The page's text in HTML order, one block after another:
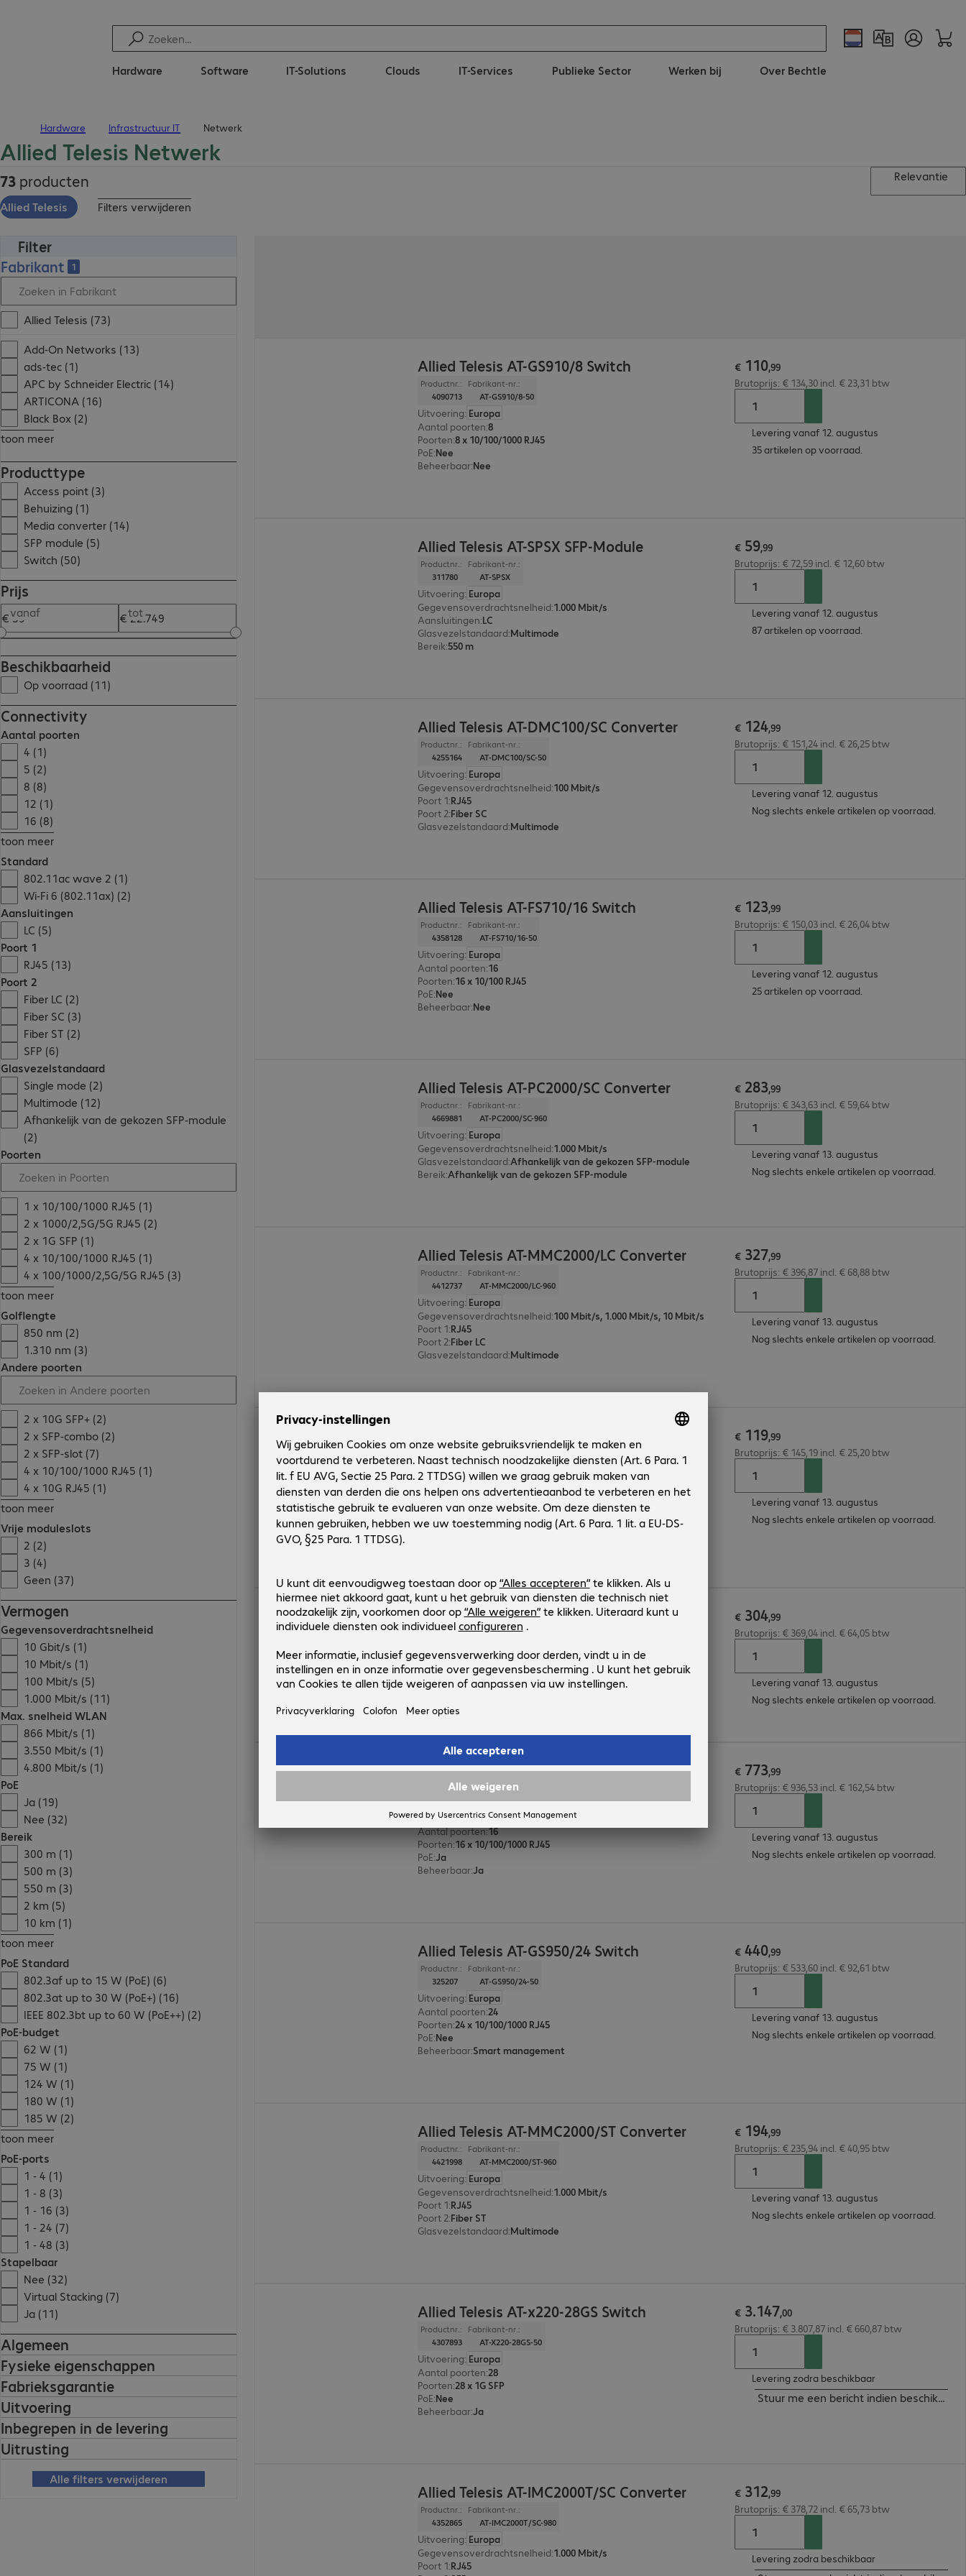
Hardware Software IT-Solutions Clouds IT-Services Publieke Sector Werken bij Over Bechtle
Hardware Infrastructuur IT Netwerk
Allied Telesis Netwerk
73 producten Relevantie
Allied Telesis Filters verwijderen
Filter
Fabrikant
1
Allied Telesis (73)
Add-On Networks (13)
ads-tec (1)
APC by Schneider Electric (14)
ARTICONA (16)
Black Box (2)
toon meer
Producttype
Access point (3)
Behuizing (1)
Media converter (14)
SFP module (5)
Switch (50)
Prijs
vanaf tot
Beschikbaarheid
Op voorraad (11)
Connectivity
Aantal poorten
4 (1)
5 (2)
8 (8)
12 (1)
16 (8)
toon meer
Standard
802.11ac wave 2 (1)
Wi-Fi 6 (802.11ax) (2)
Aansluitingen
LC (5)
Poort 1
RJ45 (13)
Poort 2
Fiber LC (2)
Fiber SC (3)
Fiber ST (2)
SFP (6)
Glasvezelstandaard
Single mode (2)
Multimode (12)
Afhankelijk van de gekozen SFP-module
(2)
Poorten
1 x 10/100/1000 RJ45 (1)
2 x 1000/2,5G/5G RJ45 (2)
2 x 1G SFP (1)
4 x 10/100/1000 RJ45 (1)
4 x 100/1000/2,5G/5G RJ45 (3)
toon meer
Golflengte
850 nm (2)
1.310 nm (3)
Andere poorten
2 x 10G SFP+ (2)
2 x SFP-combo (2)
2 x SFP-slot (7)
4 x 10/100/1000 RJ45 (1)
4 x 10G RJ45 (1)
toon meer
Vrije moduleslots
2 (2)
3 (4)
Geen (37)
Vermogen
Gegevensoverdrachtsnelheid
10 Gbit/s (1)
10 Mbit/s (1)
100 Mbit/s (5)
1.000 Mbit/s (11)
Max. snelheid WLAN
866 Mbit/s (1)
3.550 Mbit/s (1)
4.800 Mbit/s (1)
PoE
Ja (19)
Nee (32)
Bereik
300 m (1)
500 m (3)
550 m (3)
2 km (5)
10 km (1)
toon meer
PoE Standard
802.3af up to 15 W (PoE) (6)
802.3at up to 30 W (PoE+) (16)
IEEE 802.3bt up to 60 W (PoE++) (2)
PoE-budget
62 W (1)
75 W (1)
124 W (1)
180 W (1)
185 W (2)
toon meer
PoE-ports
1 - 4 (1)
1 - 8 (3)
1 - 16 (3)
1 - 24 (7)
1 - 48 (3)
Stapelbaar
Nee (32)
Virtual Stacking (7)
Ja (11)
Algemeen
Fysieke eigenschappen
Fabrieksgarantie
Uitvoering
Inbegrepen in de levering
Uitrusting
Alle filters verwijderen
Allied Telesis AT-GS910/8 Switch
Productnr.:
4090713
Fabrikant-nr.:
AT-GS910/8-50
Uitvoering: Europa
Aantal poorten:8
Poorten:8 x 10/100/1000 RJ45
PoE:Nee
Beheerbaar:Nee
€ 110,99
Brutoprijs: € 134,30 incl. € 23,31 btw
Levering vanaf 12. augustus
35 artikelen op voorraad.
Allied Telesis AT-SPSX SFP-Module
Productnr.:
311780
Fabrikant-nr.:
AT-SPSX
Uitvoering: Europa
Gegevensoverdrachtsnelheid:1.000 Mbit/s
Aansluitingen:LC
Glasvezelstandaard:Multimode
Bereik:550 m
€ 59,99
Brutoprijs: € 72,59 incl. € 12,60 btw
Levering vanaf 12. augustus
87 artikelen op voorraad.
Allied Telesis AT-DMC100/SC Converter
Productnr.:
4255164
Fabrikant-nr.:
AT-DMC100/SC-50
Uitvoering: Europa
Gegevensoverdrachtsnelheid:100 Mbit/s
Poort 1:RJ45
Poort 2:Fiber SC
Glasvezelstandaard:Multimode
€ 124,99
Brutoprijs: € 151,24 incl. € 26,25 btw
Levering vanaf 12. augustus
Nog slechts enkele artikelen op voorraad.
Allied Telesis AT-FS710/16 Switch
Productnr.:
4358128
Fabrikant-nr.:
AT-FS710/16-50
Uitvoering: Europa
Aantal poorten:16
Poorten:16 x 10/100 RJ45
PoE:Nee
Beheerbaar:Nee
€ 123,99
Brutoprijs: € 150,03 incl. € 26,04 btw
Levering vanaf 12. augustus
25 artikelen op voorraad.
Allied Telesis AT-PC2000/SC Converter
Productnr.:
4669881
Fabrikant-nr.:
AT-PC2000/SC-960
Uitvoering: Europa
Gegevensoverdrachtsnelheid:1.000 Mbit/s
Glasvezelstandaard:Afhankelijk van de gekozen SFP-module
Bereik:Afhankelijk van de gekozen SFP-module
€ 283,99
Brutoprijs: € 343,63 incl. € 59,64 btw
Levering vanaf 13. augustus
Nog slechts enkele artikelen op voorraad.
Allied Telesis AT-MMC2000/LC Converter
Productnr.:
4412737
Fabrikant-nr.:
AT-MMC2000/LC-960
Uitvoering: Europa
Gegevensoverdrachtsnelheid:100 Mbit/s, 1.000 Mbit/s, 10 Mbit/s
Poort 1:RJ45
Poort 2:Fiber LC
Glasvezelstandaard:Multimode
€ 327,99
Brutoprijs: € 396,87 incl. € 68,88 btw
Levering vanaf 13. augustus
Nog slechts enkele artikelen op voorraad.
4532002
Fabrikant-nr.:
AT-SPLX10A
Uitvoering: Europa
Gegevensoverdrachtsnelheid:1.000 Mbit/s
Aansluitingen:LC
Glasvezelstandaard:Single mode
€ 119,99
€ 119,99
Brutoprijs: € 145,19 incl. € 25,20 btw
Levering vanaf 13. augustus
Nog slechts enkele artikelen op voorraad.
Allied Telesis AT-IMC2000T/SP Converter
Productnr.: Fabrikant-nr.:
Uitvoering: Europa
Poort 1:RJ45
Poort 2:SFP
€ 304,99
€ 304,99
Brutoprijs: € 369,04 incl. € 64,05 btw
Levering vanaf 13. augustus
Nog slechts enkele artikelen op voorraad.
Allied Telesis AT-GS970M/18PS PoE Switch
Productnr.:
4350882
Fabrikant-nr.:
AT-GS970M/18PS-50
Uitvoering:Europa
Aantal poorten:16
Poorten:16 x 10/100/1000 RJ45
PoE:Ja
Beheerbaar:Ja
€ 773,99
Brutoprijs: € 936,53 incl. € 162,54 btw
Levering vanaf 13. augustus
Nog slechts enkele artikelen op voorraad.
Allied Telesis AT-GS950/24 Switch
Productnr.:
325207
Fabrikant-nr.:
AT-GS950/24-50
Uitvoering: Europa
Aantal poorten:24
Poorten:24 x 10/100/1000 RJ45
PoE:Nee
Beheerbaar:Smart management
€ 440,99
Brutoprijs: € 533,60 incl. € 92,61 btw
Levering vanaf 13. augustus
Nog slechts enkele artikelen op voorraad.
Allied Telesis AT-MMC2000/ST Converter
Productnr.:
4421998
Fabrikant-nr.:
AT-MMC2000/ST-960
Uitvoering: Europa
Gegevensoverdrachtsnelheid:1.000 Mbit/s
Poort 1:RJ45
Poort 2:Fiber ST
Glasvezelstandaard:Multimode
€ 194,99
Brutoprijs: € 235,94 incl. € 40,95 btw
Levering vanaf 13. augustus
Nog slechts enkele artikelen op voorraad.
Allied Telesis AT-x220-28GS Switch
Productnr.:
4307893
Fabrikant-nr.:
AT-X220-28GS-50
Uitvoering: Europa
Aantal poorten:28
Poorten:28 x 1G SFP
PoE:Nee
Beheerbaar:Ja
€ 3.147,00
Brutoprijs: € 3.807,87 incl. € 660,87 btw
Levering zodra beschikbaar
Stuur me een bericht indien beschikbaar
Allied Telesis AT-IMC2000T/SC Converter
Productnr.:
4352865
Fabrikant-nr.:
AT-IMC2000T/SC-980
Uitvoering: Europa
Gegevensoverdrachtsnelheid:1.000 Mbit/s
Poort 1:RJ45
€ 312,99
Brutoprijs: € 378,72 incl. € 65,73 btw
Levering zodra beschikbaar